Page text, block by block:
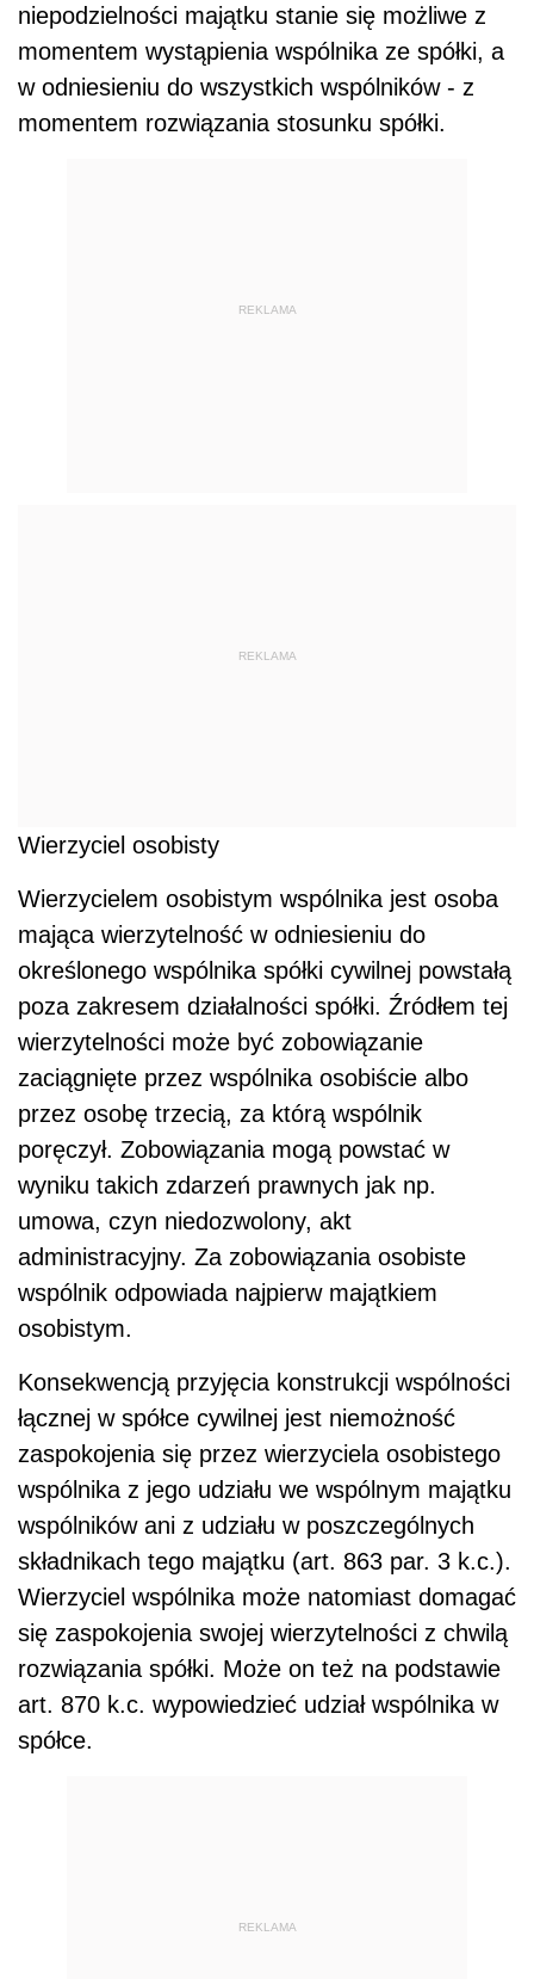
niepodzielności majątku stanie się możliwe z
momentem wystąpienia wspólnika ze spółki, a
w odniesieniu do wszystkich wspólników - z
momentem rozwiązania stosunku spółki.
REKLAMA
REKLAMA
Wierzyciel osobisty
Wierzycielem osobistym wspólnika jest osoba
mająca wierzytelność w odniesieniu do
określonego wspólnika spółki cywilnej powstałą
poza zakresem działalności spółki. Źródłem tej
wierzytelności może być zobowiązanie
zaciągnięte przez wspólnika osobiście albo
przez osobę trzecią, za którą wspólnik
poręczył. Zobowiązania mogą powstać w
wyniku takich zdarzeń prawnych jak np.
umowa, czyn niedozwolony, akt
administracyjny. Za zobowiązania osobiste
wspólnik odpowiada najpierw majątkiem
osobistym.
Konsekwencją przyjęcia konstrukcji wspólności
łącznej w spółce cywilnej jest niemożność
zaspokojenia się przez wierzyciela osobistego
wspólnika z jego udziału we wspólnym majątku
wspólników ani z udziału w poszczególnych
składnikach tego majątku (art. 863 par. 3 k.c.).
Wierzyciel wspólnika może natomiast domagać
się zaspokojenia swojej wierzytelności z chwilą
rozwiązania spółki. Może on też na podstawie
art. 870 k.c. wypowiedzieć udział wspólnika w
spółce.
REKLAMA